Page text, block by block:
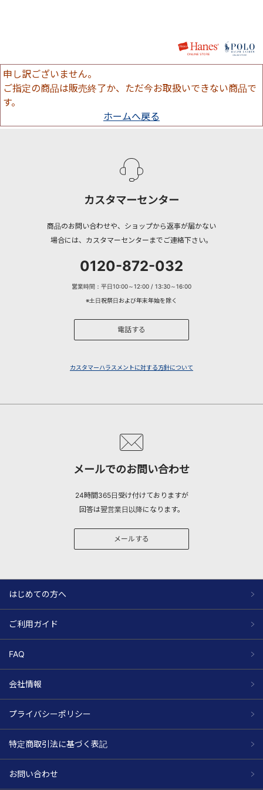
申し訳ございません。
ご指定の商品は販売終了か、ただ今お取扱いできない商品で
す。
ホームへ戻る
カスタマーセンター
商品のお問い合わせや、ショップから返事が届かない
場合には、カスタマーセンターまでご連絡下さい。
0120-872-032
営業時間：平日10:00～12:00 / 13:30～16:00
※土日祝祭日および年末年始を除く
電話する
カスタマーハラスメントに対する方針について
メールでのお問い合わせ
24時間365日受け付けておりますが
回答は翌営業日以降になります。
メールする
はじめての方へ
ご利用ガイド
FAQ
会社情報
プライバシーポリシー
特定商取引法に基づく表記
お問い合わせ